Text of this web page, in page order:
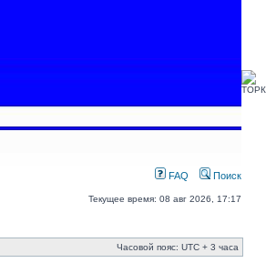
FAQ Поиск
Текущее время: 08 авг 2026, 17:17
Часовой пояс: UTC + 3 часа